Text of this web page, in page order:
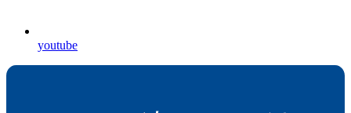
youtube